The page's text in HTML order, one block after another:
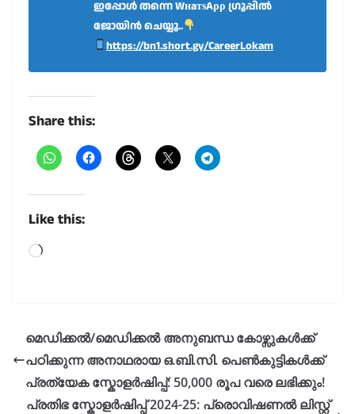
ഇപ്പോൾ തന്നെ WнaтѕAρρ ഗ്രൂപ്പിൽ
ജോയിൻ ചെയ്യൂ..
https://bn1.short.gy/CareerLokam
Share this:
Like this:
Loading…
മെഡിക്കൽ/മെഡിക്കൽ അനുബന്ധ കോഴ്സുകൾക്ക്
പഠിക്കുന്ന അനാഥരായ ഒ.ബി.സി. പെൺകുട്ടികൾക്ക്
പ്രത്യേക സ്കോളർഷിപ്പ്: 50,000 രൂപ വരെ ലഭിക്കും!
പ്രതിഭ സ്കോളർഷിപ്പ് 2024-25: പ്രൊവിഷണൽ ലിസ്റ്റ്